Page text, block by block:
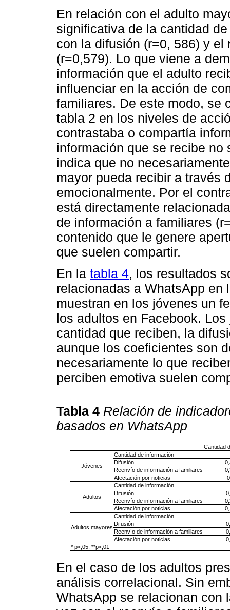
En relación con el adulto
significativa de la cantidad
con la difusión (r=0, 586) y
(r=0,579). Lo que viene a
información que el adulto
influenciar en la acción de
familiares. De este modo, se
tabla 2 en los niveles de
contrastaba o compartía
información que se recibe
indica que no
mayor pueda recibir a través
emocionalmente. Por el
está directamente
de información a familiares
contenido que le genere
que suelen compartir.
En la tabla 4, los resultados
relacionadas a WhatsApp en
muestran en los jóvenes un
los adultos en Facebook.
cantidad que reciben, la
aunque los coeficientes son
necesariamente lo que
perciben emotiva suelen
Tabla 4 Relación de
basados en WhatsApp
Cantidad
Jóvenes
Cantidad de información
Difusión
Reenvío de información a familiares
Afectación por noticias
Adultos
Cantidad de información
Difusión
Reenvío de información a familiares
Afectación por noticias
Adultos mayores
Cantidad de información
Difusión
Reenvío de información a familiares
Afectación por noticias
* p<,05; **p<,01
En el caso de los adultos
análisis correlacional. Sin
WhatsApp se relacionan con